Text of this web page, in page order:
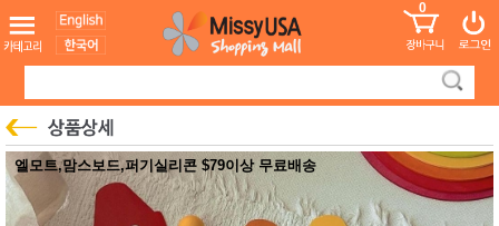
도 어린이
청소년
컬러링
만화
한국학
습지
미국학
습지
MissyShop
Login
0
엘모트,맘스보드,퍼기실리콘 $79이상 무료배송